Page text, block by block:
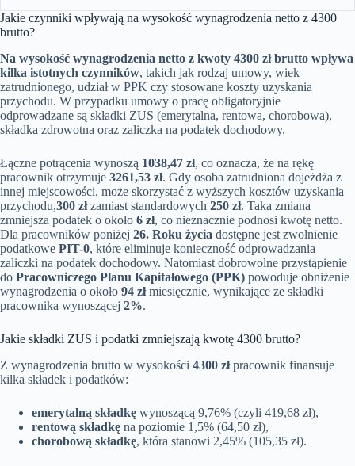
Jakie czynniki wpływają na wysokość wynagrodzenia netto z 4300
brutto?
Na wysokość wynagrodzenia netto z kwoty 4300 zł brutto wpływa
kilka istotnych czynników, takich jak rodzaj umowy, wiek
zatrudnionego, udział w PPK czy stosowane koszty uzyskania
przychodu. W przypadku umowy o pracę obligatoryjnie
odprowadzane są składki ZUS (emerytalna, rentowa, chorobowa),
składka zdrowotna oraz zaliczka na podatek dochodowy.
Łączne potrącenia wynoszą 1038,47 zł, co oznacza, że na rękę
pracownik otrzymuje 3261,53 zł. Gdy osoba zatrudniona dojeżdża z
innej miejscowości, może skorzystać z wyższych kosztów uzyskania
przychodu,300 złzamiast standardowych 250 zł. Taka zmiana
zmniejsza podatek o około 6 zł, co nieznacznie podnosi kwotę netto.
Dla pracowników poniżej 26. Roku życia dostępne jest zwolnienie
podatkowe PIT-0, które eliminuje konieczność odprowadzania
zaliczki na podatek dochodowy. Natomiast dobrowolne przystąpienie
do Pracowniczego Planu Kapitałowego (PPK) powoduje obniżenie
wynagrodzenia o około 94 złmiesięcznie, wynikające ze składki
pracownika wynoszącej 2%.
Jakie składki ZUS i podatki zmniejszają kwotę 4300 brutto?
Z wynagrodzenia brutto w wysokości 4300 złpracownik finansuje
kilka składek i podatków:
emerytalną składkę wynoszącą 9,76% (czyli 419,68 zł),
rentową składkę na poziomie 1,5% (64,50 zł),
chorobową składkę, która stanowi 2,45% (105,35 zł).